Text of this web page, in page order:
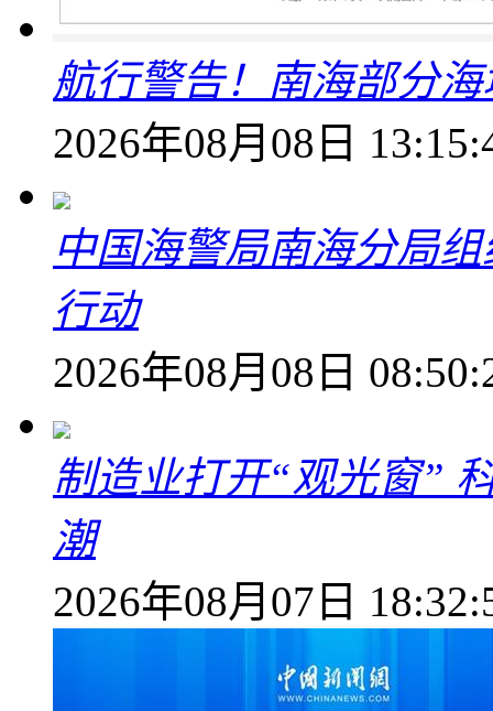
航行警告！南海部分
2026年08月08日
中国海警局南海分局
行动
2026年08月08日
制造业打开“观光窗”
潮
2026年08月07日